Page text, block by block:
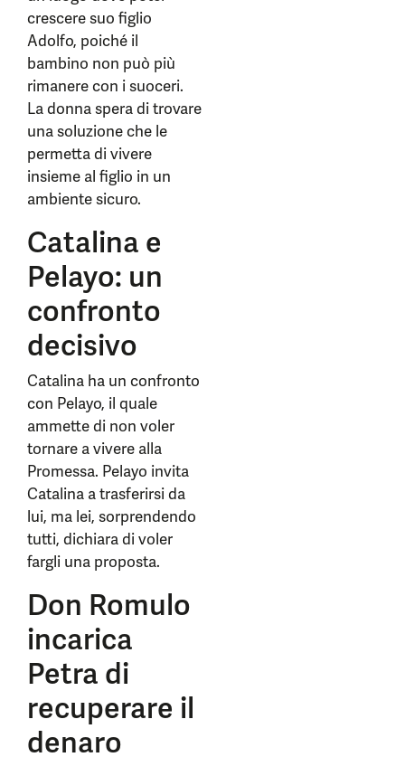
crescere suo figlio
Adolfo, poiché il
bambino non può più
rimanere con i suoceri.
La donna spera di trovare
una soluzione che le
permetta di vivere
insieme al figlio in un
ambiente sicuro.
Catalina e
Pelayo: un
confronto
decisivo
Catalina ha un confronto
con Pelayo, il quale
ammette di non voler
tornare a vivere alla
Promessa. Pelayo invita
Catalina a trasferirsi da
lui, ma lei, sorprendendo
tutti, dichiara di voler
fargli una proposta.
Don Romulo
incarica
Petra di
recuperare il
denaro